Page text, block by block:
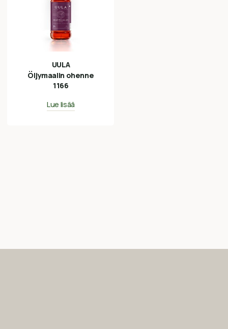
UULA
Öljymaalin ohenne
1166
Lue lisää